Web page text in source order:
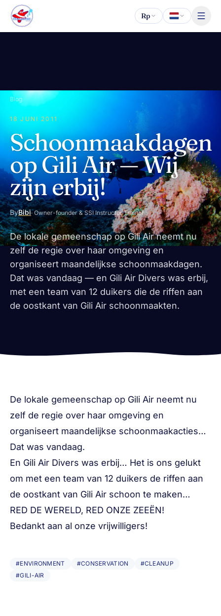
Naar inhoud
Rp
Blog
18 JUNI 2011
Schoonmaakdagen
op Gili Air — Wij
zijn erbij!
ByBibi· Owner-founder & SSI Instructor Trainer
De lokale gemeenschap op Gili Air neemt nu
zelf de regie over haar omgeving en
organiseert maandelijkse schoonmaakdagen.
Dat was vandaag — en Gili Air Divers was erbij,
met een team van 12 duikers die de riffen aan
de oostkant van Gili Air schoonmaakten.
De lokale gemeenschap op Gili Air neemt nu
zelf de regie over haar omgeving en
organiseert maandelijkse schoonmaakacties…
Dat was vandaag.
En Gili Air Divers was erbij… Het is ons gelukt
om met een team van 12 duikers de riffen aan
de oostkant van Gili Air schoon te maken…
RED DE WERELD, RED ONZE ZEEËN!
Bedankt aan al onze vrijwilligers!
#ENVIRONMENT #CONSERVATION
#CLEANUP
#GILI-AIR